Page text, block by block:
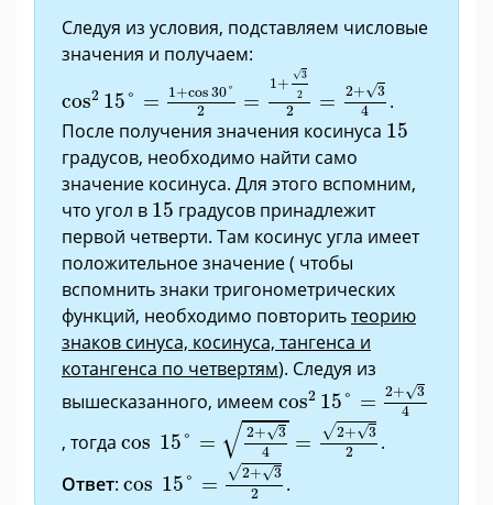
Следуя из условия, подставляем числовые
значения и получаем:
cos2 15° = 1+cos30°
2
=
1+
√3
2
2 = 2+√3
4
cos 215°=1 +cos 30°2 32
.
После получения значения косинуса 15
15
градусов, необходимо найти само
значение косинуса. Для этого вспомним,
что угол в 15
15 градусов принадлежит
первой четверти. Там косинус угла имеет
положительное значение ( чтобы
вспомнить знаки тригонометрических
функций, необходимо повторитьтеорию
знаков синуса, косинуса, тангенса и
котангенса по четвертям). Следуя из
вышесказанного, имеем cos2 15° = 2+√3
4
cos215° =2 +3 4
, тогда cos 15° = √ 2+√3
4
=
√2+√3
2
2 4=2+3
.
Ответ: cos 15° =
√2+√3
2
+32
.